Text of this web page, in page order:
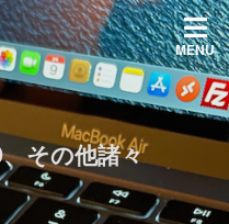
MENU
その他諸々